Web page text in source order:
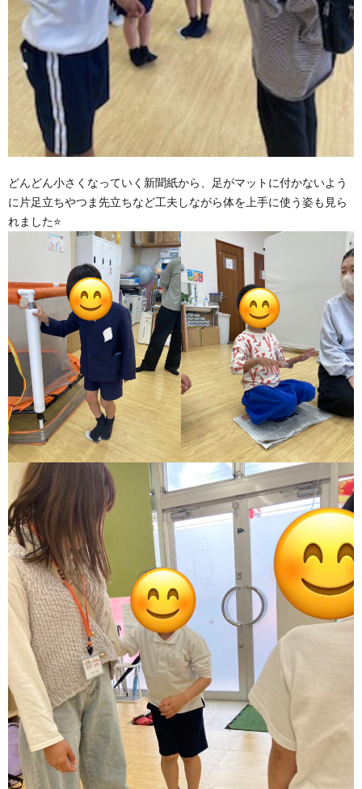
どんどん小さくなっていく新聞紙から、足がマットに付かないよう
に片足立ちやつま先立ちなど工夫しながら体を上手に使う姿も見ら
れました⭐